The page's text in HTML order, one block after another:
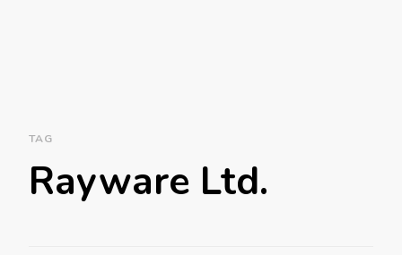
TAG
Rayware Ltd.